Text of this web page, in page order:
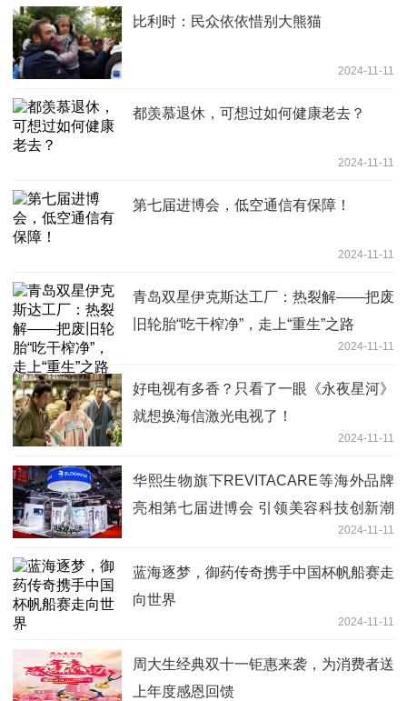
比利时：民众依依惜别大熊猫
2024-11-11
都羡慕退休，可想过如何健康老去？
2024-11-11
第七届进博会，低空通信有保障！
2024-11-11
青岛双星伊克斯达工厂：热裂解——把废
旧轮胎“吃干榨净”，走上“重生”之路
2024-11-11
好电视有多香？只看了一眼《永夜星河》
就想换海信激光电视了！
2024-11-11
华熙生物旗下REVITACARE等海外品牌
亮相第七届进博会 引领美容科技创新潮
2024-11-11
蓝海逐梦，御药传奇携手中国杯帆船赛走
向世界
2024-11-11
周大生经典双十一钜惠来袭，为消费者送
上年度感恩回馈